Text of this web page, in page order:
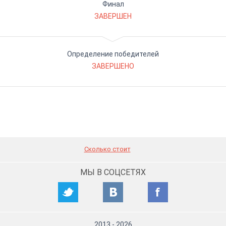
Финал
ЗАВЕРШЕН
Определение победителей
ЗАВЕРШЕНО
Сколько стоит
МЫ В СОЦСЕТЯХ